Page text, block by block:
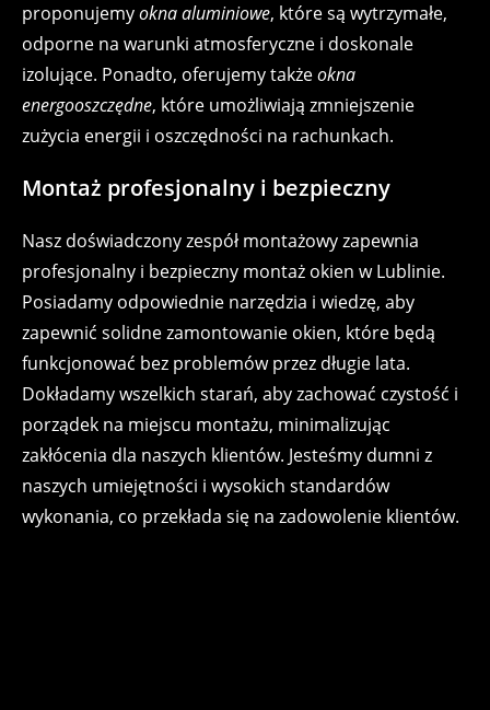
proponujemyokna aluminiowe, które są wytrzymałe,
odporne na warunki atmosferyczne i doskonale
izolujące. Ponadto, oferujemy takżeokna
energooszczędne, które umożliwiają zmniejszenie
zużycia energii i oszczędności na rachunkach.
Montaż profesjonalny i bezpieczny
Nasz doświadczony zespół montażowy zapewnia
profesjonalny i bezpieczny montaż okien w Lublinie.
Posiadamy odpowiednie narzędzia i wiedzę, aby
zapewnić solidne zamontowanie okien, które będą
funkcjonować bez problemów przez długie lata.
Dokładamy wszelkich starań, aby zachować czystość i
porządek na miejscu montażu, minimalizując
zakłócenia dla naszych klientów. Jesteśmy dumni z
naszych umiejętności i wysokich standardów
wykonania, co przekłada się na zadowolenie klientów.